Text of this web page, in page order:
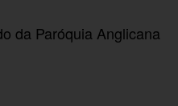
da Paróquia Anglicana